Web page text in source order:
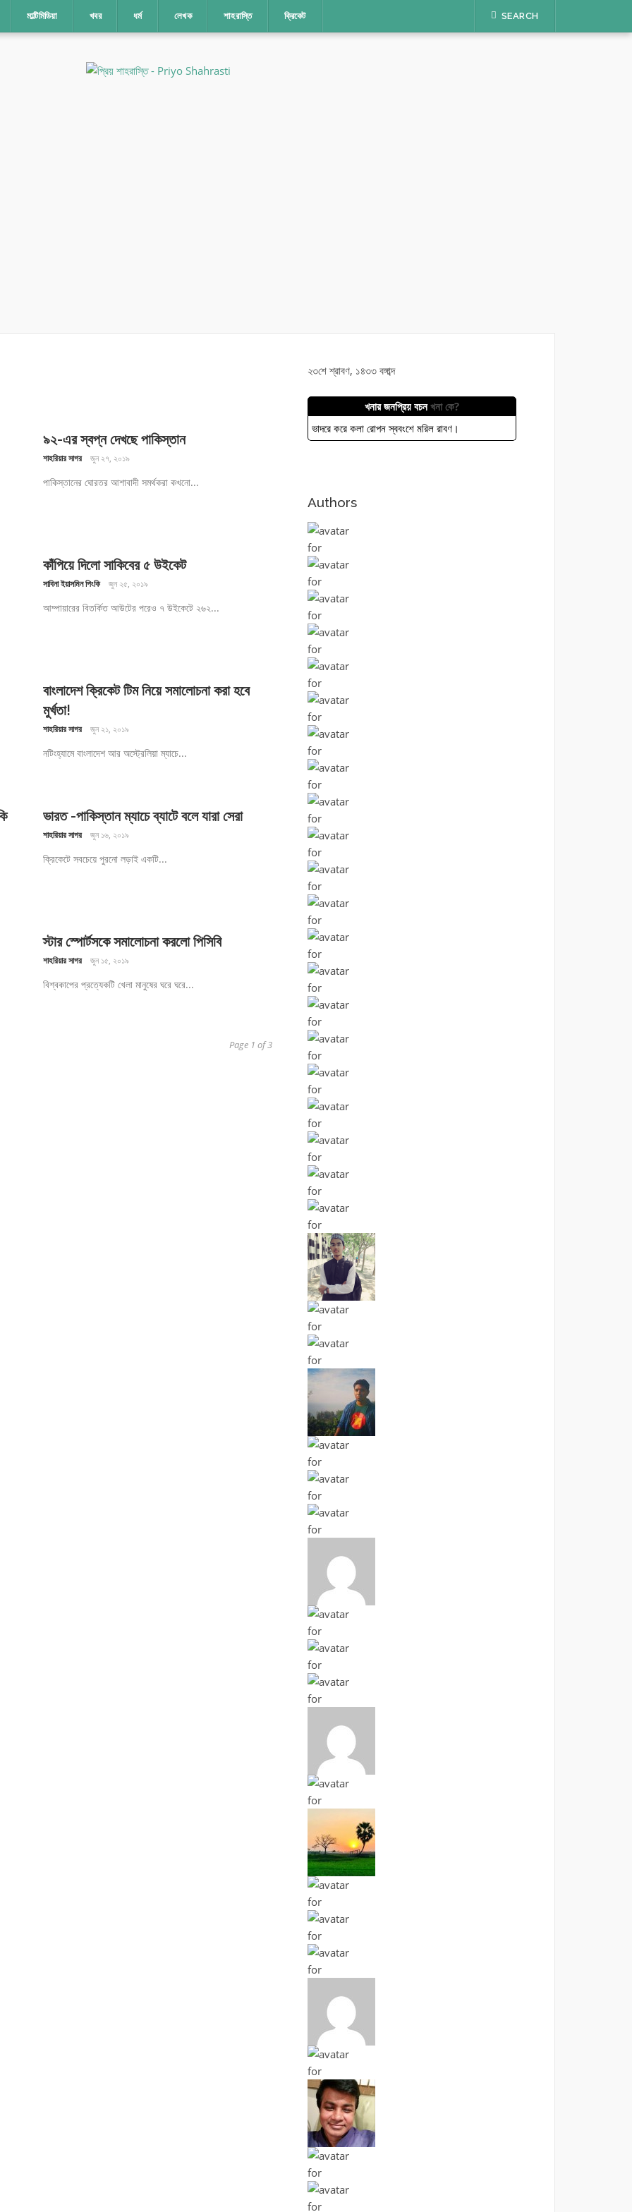
মাল্টিমিডিয়া খবর ধর্ম লেখক শাহরাস্তি ক্রিকেট SEARCH
৯২-এর স্বপ্ন দেখছে পাকিস্তান
শাহরিয়ার সাগর জুন ২৭, ২০১৯
পাকিস্তানের ঘোরতর আশাবাদী সমর্থকরা কখনো...
কাঁপিয়ে দিলো সাকিবের ৫ উইকেট
সাবিনা ইয়াসমিন পিংকি জুন ২৫, ২০১৯
আম্পায়ারের বিতর্কিত আউটের পরেও ৭ উইকেটে ২৬২...
বাংলাদেশ ক্রিকেট টিম নিয়ে সমালোচনা করা হবে
মুর্খতা!
শাহরিয়ার সাগর জুন ২১, ২০১৯
নটিংহ্যামে বাংলাদেশ আর অস্ট্রেলিয়া ম্যাচে...
ভারত -পাকিস্তান ম্যাচে ব্যাটে বলে যারা সেরা
শাহরিয়ার সাগর জুন ১৬, ২০১৯
ক্রিকেটে সবচেয়ে পুরনো লড়াই একটি...
স্টার স্পোর্টসকে সমালোচনা করলো পিসিবি
শাহরিয়ার সাগর জুন ১৫, ২০১৯
বিশ্বকাপের প্রত্যেকটি খেলা মানুষের ঘরে ঘরে...
Page 1 of 3
২৩শে শ্রাবণ, ১৪৩৩ বঙ্গাব্দ
খনার জনপ্রিয় বচনখনা কে?
ভাদরে করে কলা রোপন স্ববংশে মরিল রাবণ।
Authors